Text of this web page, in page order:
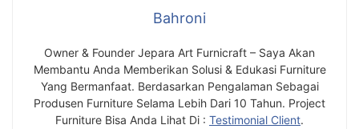
Bahroni
Owner & Founder Jepara Art Furnicraft – Saya Akan
Membantu Anda Memberikan Solusi & Edukasi Furniture
Yang Bermanfaat. Berdasarkan Pengalaman Sebagai
Produsen Furniture Selama Lebih Dari 10 Tahun. Project
Furniture Bisa Anda Lihat Di : Testimonial Client.